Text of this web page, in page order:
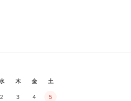
木 金 土
2 3 4 5